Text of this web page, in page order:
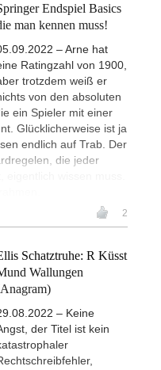
Endspiel Basics
man kennen muss!
– Arne hat
Ratingzahl von 1900,
trotzdem weiß er
von den absoluten
ein Spieler mit einer
Glücklicherweise ist ja
endlich auf Trab. Der
die jeder
2
Schatztruhe: R Küsst
Wallungen
– Keine
der Titel ist kein